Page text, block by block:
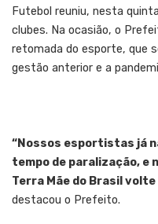
Futebol reuniu, nesta
clubes. Na ocasião, o
retomada do esporte, que
gestão anterior e a
“Nossos esportistas já
tempo de paralização, e
Terra Mãe do Brasil
destacou o Prefeito.